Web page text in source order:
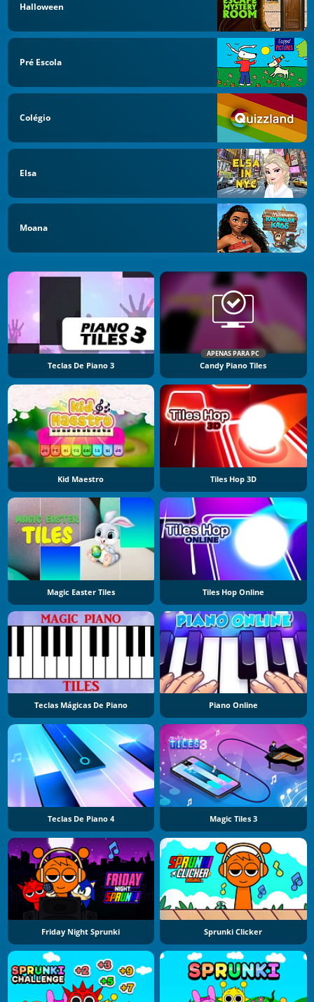
Halloween
Pré Escola
Colégio
Elsa
Moana
Teclas De Piano 3
APENAS PARA PC
Candy Piano Tiles
Kid Maestro Tiles Hop 3D
Magic Easter Tiles Tiles Hop Online
Teclas Mágicas De Piano Piano Online
Teclas De Piano 4 Magic Tiles 3
Friday Night Sprunki Sprunki Clicker